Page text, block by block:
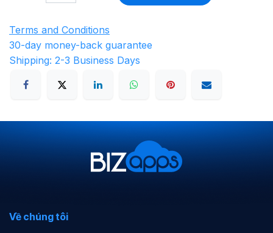
Terms and Conditions
30-day money-back guarantee
Shipping: 2-3 Business Days
Về chúng tôi